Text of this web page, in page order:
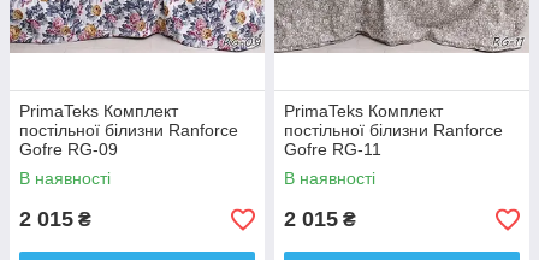
PrimaTeks Комплект
постільної білизни Ranforce
Gofre RG-09
В наявності
2 015 ₴
PrimaTeks Комплект
постільної білизни Ranforce
Gofre RG-11
В наявності
2 015 ₴